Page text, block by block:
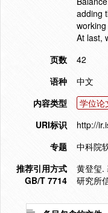
adding
At last,
页数
42
语种
中文
内容类型
学位论
URI标识
http://
专题
中科院
推荐引用方式
GB/T 7714
黄登玺.
研究所